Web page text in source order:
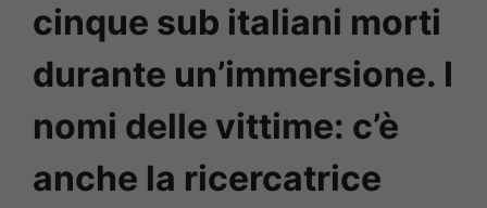
cinque sub italiani morti
durante un’immersione. I
nomi delle vittime: c’è
anche la ricercatrice